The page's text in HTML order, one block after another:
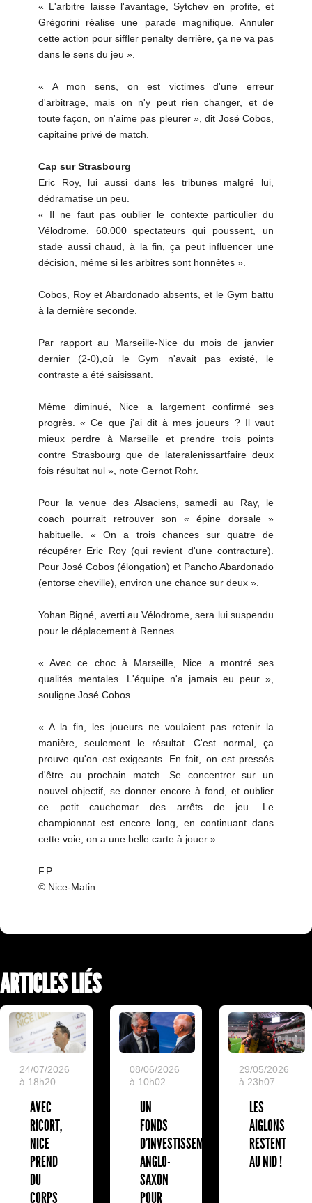
« L'arbitre laisse l'avantage, Sytchev en profite, et
Grégorini réalise une parade magnifique. Annuler
cette action pour siffler penalty derrière, ça ne va pas
dans le sens du jeu ».
« A mon sens, on est victimes d'une erreur
d'arbitrage, mais on n'y peut rien changer, et de
toute façon, on n'aime pas pleurer », dit José Cobos,
capitaine privé de match.
Cap sur Strasbourg
Eric Roy, lui aussi dans les tribunes malgré lui,
dédramatise un peu.
« Il ne faut pas oublier le contexte particulier du
Vélodrome. 60.000 spectateurs qui poussent, un
stade aussi chaud, à la fin, ça peut influencer une
décision, même si les arbitres sont honnêtes ».
Cobos, Roy et Abardonado absents, et le Gym battu
à la dernière seconde.
Par rapport au Marseille-Nice du mois de janvier
dernier (2-0),où le Gym n'avait pas existé, le
contraste a été saisissant.
Même diminué, Nice a largement confirmé ses
progrès. « Ce que j'ai dit à mes joueurs ? Il vaut
mieux perdre à Marseille et prendre trois points
contre Strasbourg que de lateralenissartfaire deux
fois résultat nul », note Gernot Rohr.
Pour la venue des Alsaciens, samedi au Ray, le
coach pourrait retrouver son « épine dorsale »
habituelle. « On a trois chances sur quatre de
récupérer Eric Roy (qui revient d'une contracture).
Pour José Cobos (élongation) et Pancho Abardonado
(entorse cheville), environ une chance sur deux ».
Yohan Bigné, averti au Vélodrome, sera lui suspendu
pour le déplacement à Rennes.
« Avec ce choc à Marseille, Nice a montré ses
qualités mentales. L'équipe n'a jamais eu peur »,
souligne José Cobos.
« A la fin, les joueurs ne voulaient pas retenir la
manière, seulement le résultat. C'est normal, ça
prouve qu'on est exigeants. En fait, on est pressés
d'être au prochain match. Se concentrer sur un
nouvel objectif, se donner encore à fond, et oublier
ce petit cauchemar des arrêts de jeu. Le
championnat est encore long, en continuant dans
cette voie, on a une belle carte à jouer ».
F.P.
© Nice-Matin
ARTICLES LIÉS
24/07/2026
à 18h20
AVEC
RICORT,
NICE
PREND
DU
CORPS
08/06/2026
à 10h02
UN
FONDS
D'INVESTISSEMENT
ANGLO-
SAXON
POUR
29/05/2026
à 23h07
LES
AIGLONS
RESTENT
AU NID !